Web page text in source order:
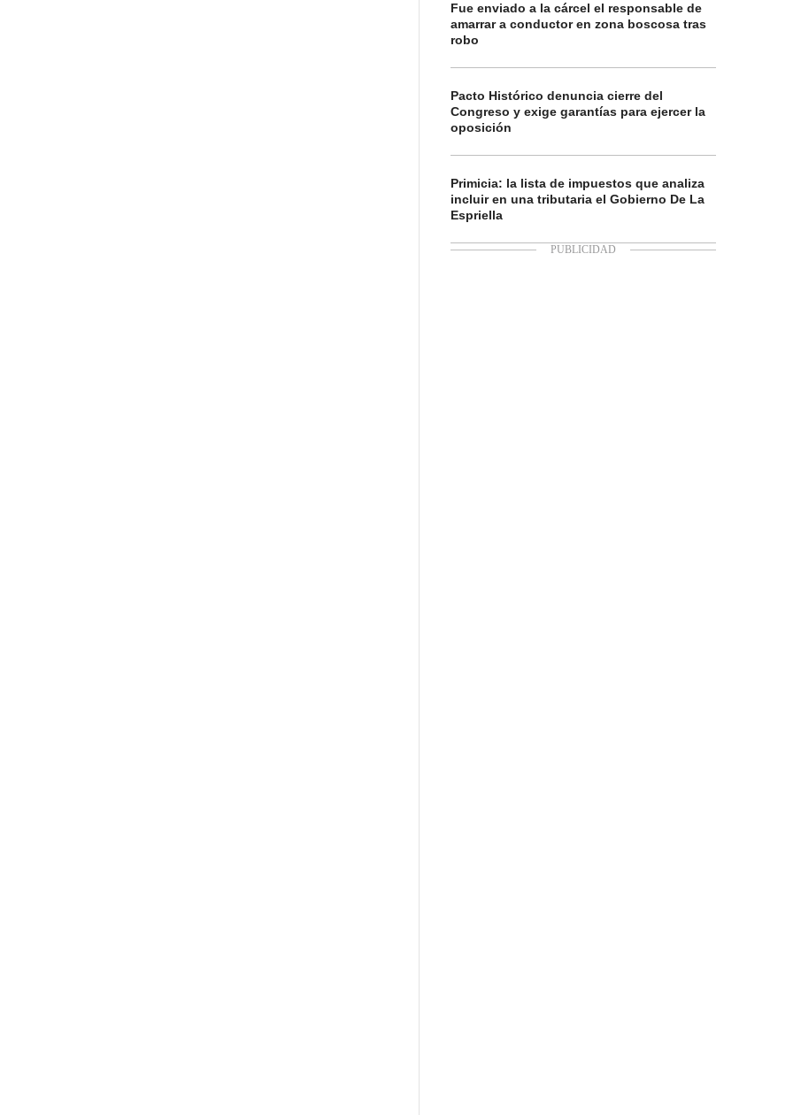
Fue enviado a la cárcel el responsable de
amarrar a conductor en zona boscosa tras
robo
Pacto Histórico denuncia cierre del
Congreso y exige garantías para ejercer la
oposición
Primicia: la lista de impuestos que analiza
incluir en una tributaria el Gobierno De La
Espriella